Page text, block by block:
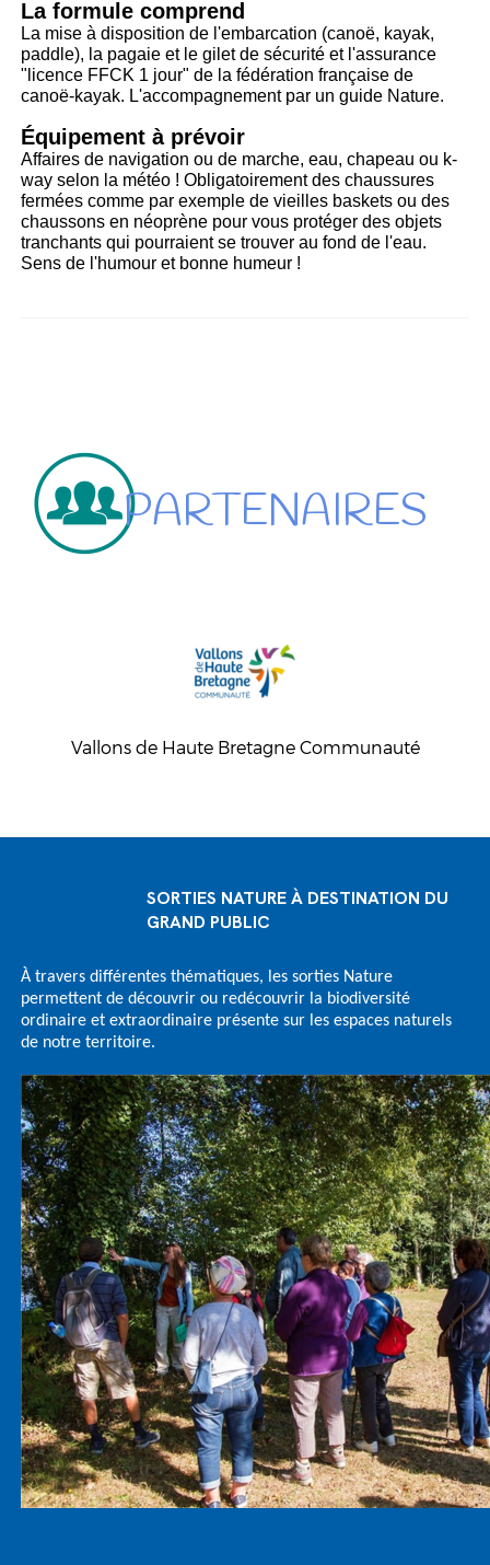
La formule comprend
La mise à disposition de l'embarcation (canoë, kayak,
paddle), la pagaie et le gilet de sécurité et l'assurance
"licence FFCK 1 jour" de la fédération française de
canoë-kayak. L'accompagnement par un guide Nature.
Équipement à prévoir
Affaires de navigation ou de marche, eau, chapeau ou k-
way selon la météo ! Obligatoirement des chaussures
fermées comme par exemple de vieilles baskets ou des
chaussons en néoprène pour vous protéger des objets
tranchants qui pourraient se trouver au fond de l'eau.
Sens de l'humour et bonne humeur !
PARTENAIRES
Vallons de Haute Bretagne Communauté
SORTIES NATURE À DESTINATION DU
GRAND PUBLIC
À travers différentes thématiques, les sorties Nature
permettent de découvrir ou redécouvrir la biodiversité
ordinaire et extraordinaire présente sur les espaces naturels
de notre territoire.